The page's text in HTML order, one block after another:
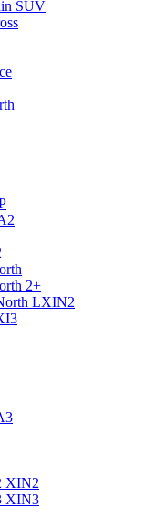
SUV
2+
LXIN2
XIN2
XIN3